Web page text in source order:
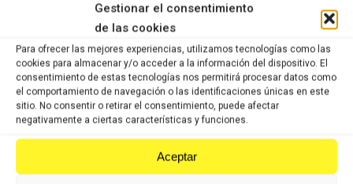
Gestionar el consentimiento
de las cookies
Para ofrecer las mejores experiencias, utilizamos tecnologías como las
cookies para almacenar y/o acceder a la información del dispositivo. El
consentimiento de estas tecnologías nos permitirá procesar datos como
el comportamiento de navegación o las identificaciones únicas en este
sitio. No consentir o retirar el consentimiento, puede afectar
negativamente a ciertas características y funciones.
Aceptar
Share this product
Share
on
X
Share
on
Facebook
Share
on
Pinterest
Share
on
LinkedIn
Productos relacionados